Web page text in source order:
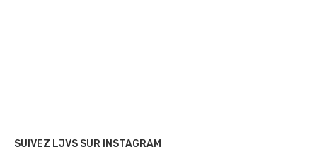
SUIVEZ LJVS SUR INSTAGRAM